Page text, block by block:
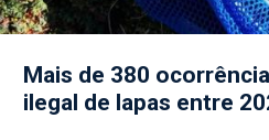
Mais de 380
ilegal de lapas entre